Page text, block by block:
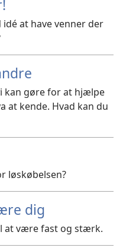
at have venner der
kan gøre for at hjælpe
at kende. Hvad kan du
løskøbelsen?
dig
at være fast og stærk.